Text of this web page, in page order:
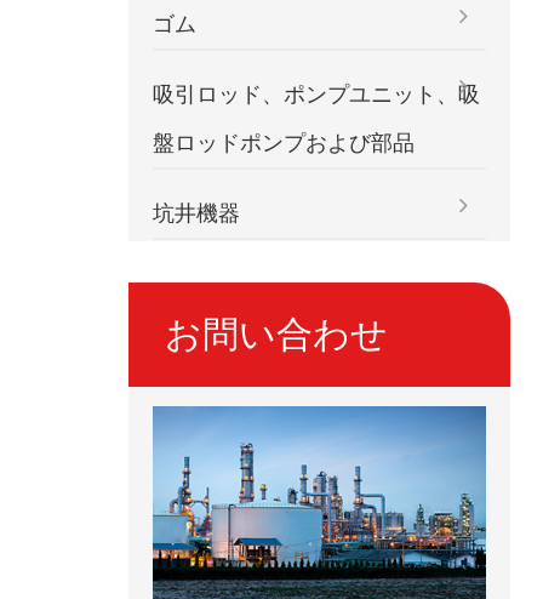
ゴム
吸引ロッド、ポンプユニット、吸
盤ロッドポンプおよび部品
坑井機器
お問い合わせ